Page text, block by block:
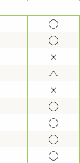
◯
◯
×
△
×
◯
◯
◯
◯